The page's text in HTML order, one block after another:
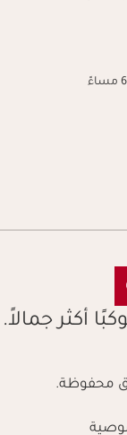
أكثر جمالاً.
محفوظة.